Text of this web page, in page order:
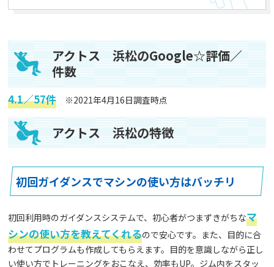
アクトス 浜松のGoogle☆評価／
件数
4.1／57件 ※2021年4月16日調査時点
アクトス 浜松の特徴
初回ガイダンスでマシンの使い方はバッチリ
初回利用時のガイダンスシステムで、初心者がつまずきがちなマ
シンの使い方を教えてくれるので安心です。また、目的に合
わせてプログラムも作成してもらえます。目的を意識しながら正し
い使い方でトレーニングをおこなえ、効率もUP。ジム内をスタッ